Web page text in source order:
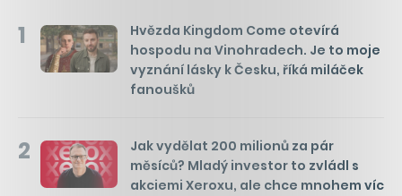
1
Hvězda Kingdom Come otevírá
hospodu na Vinohradech. Je to moje
vyznání lásky k Česku, říká miláček
fanoušků
2
Jak vydělat 200 milionů za pár
měsíců? Mladý investor to zvládl s
akciemi Xeroxu, ale chce mnohem víc